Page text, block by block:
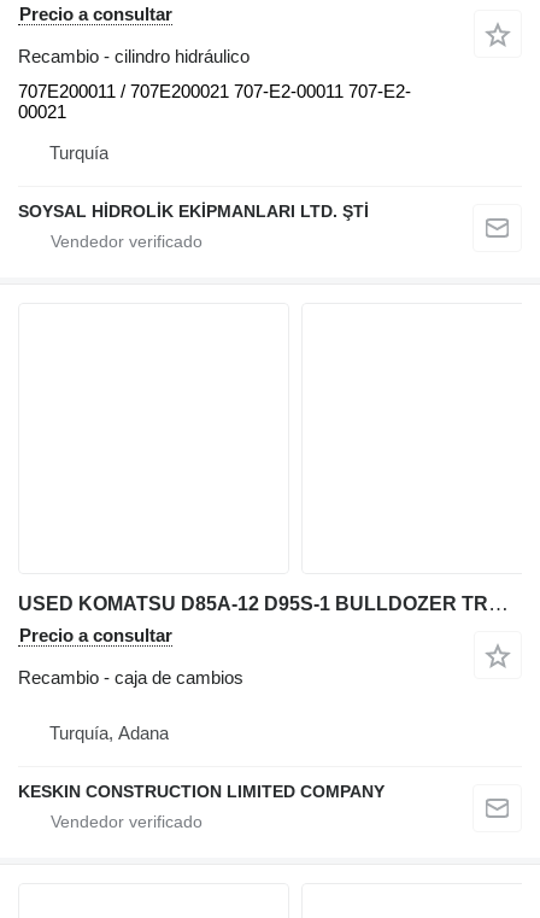
Precio a consultar
Recambio - cilindro hidráulico
707E200011 / 707E200021 707-E2-00011 707-E2-
00021
Turquía
SOYSAL HİDROLİK EKİPMANLARI LTD. ŞTİ
USED KOMATSU D85A-12 D95S-1 BULLDOZER TRANSMISSION REDUCER TORQU caja de cambios para Komatsu D85A12 / D95S1 bulldozer
Precio a consultar
Recambio - caja de cambios
Turquía, Adana
KESKIN CONSTRUCTION LIMITED COMPANY